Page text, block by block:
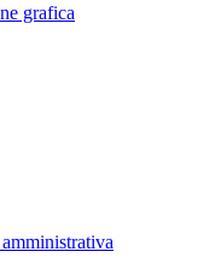
grafica